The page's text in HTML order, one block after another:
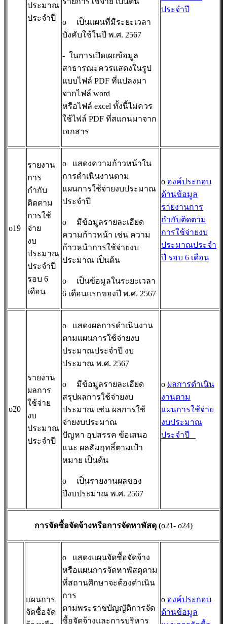
ประมาณ
ประจำปี
o เป็นแผนที่มีระยะเวลา
บังคับใช้ในปี พ.ศ. 2567
- ในการเปิดเผยข้อมูล
สาธารณะควรแสดงในรูป
แบบไฟล์ PDF ที่แปลงมา
จากไฟล์ word
หรือไฟล์ excel ทั้งนี้ไม่ควร
ใช้ไฟล์ PDF ที่สแกนมาจาก
เอกสาร
ประจำปี
o19
รายงาน
การ
กำกับ
ติดตาม
การใช้
จ่าย
งบ
ประมาณ
ประจำปี
รอบ 6
เดือน
o แสดงความก้าวหน้าใน
การดำเนินงานตาม
แผนการใช้จ่ายงบประมาณ
ประจำปี
o มีข้อมูลรายละเอียด
ความก้าวหน้า เช่น ความ
ก้าวหน้าการใช้จ่ายงบ
ประมาณ เป็นต้น
o เป็นข้อมูลในระยะเวลา
6 เดือนแรกของปี พ.ศ. 2567
o องค์ประกอบ
ด้านข้อมูล
รายงานการ
กำกับติดตาม
การใช้จ่ายงบ
ประมาณประจำ
ปี รอบ 6 เดือน
o20
รายงาน
ผลการ
ใช้จ่าย
งบ
ประมาณ
ประจำปี
o แสดงผลการดำเนินงาน
ตามแผนการใช้จ่ายงบ
ประมาณประจำปี งบ
ประมาณ พ.ศ. 2567
o มีข้อมูลรายละเอียด
สรุปผลการใช้จ่ายงบ
ประมาณ เช่น ผลการใช้
จ่ายงบประมาณ
ปัญหา อุปสรรค ข้อเสนอ
แนะ ผลสัมฤทธิ์ตามเป้า
หมาย เป็นต้น
o เป็นรายงานผลของ
ปีงบประมาณ พ.ศ. 2567
o ผลการดำเนิน
งานตาม
แผนการใช้จ่าย
งบประมาณ
ประจำปี
การจัดซื้อจัดจ้างหรือการจัดหาพัสดุ (o21- o24)
แผนการ
จัดซื้อจัด
o แสดงแผนจัดซื้อจัดจ้าง
หรือแผนการจัดหาพัสดุตาม
ที่สถานศึกษาจะต้องดำเนิน
การ
ตามพระราชบัญญัติการจัด
ซื้อจัดจ้างและการบริหาร
o องค์ประกอบ
ด้านข้อมูล